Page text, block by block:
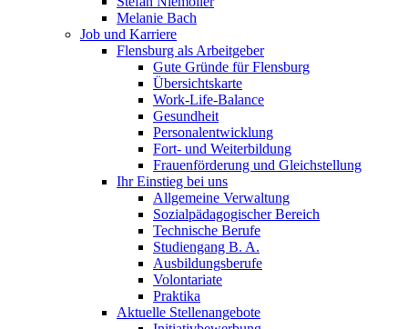
Melanie Bach
Job und Karriere
Flensburg als Arbeitgeber
Gute Gründe für Flensburg
Übersichtskarte
Work-Life-Balance
Gesundheit
Personalentwicklung
Fort- und Weiterbildung
Frauenförderung und Gleichstellung
Ihr Einstieg bei uns
Allgemeine Verwaltung
Sozialpädagogischer Bereich
Technische Berufe
Studiengang B. A.
Ausbildungsberufe
Volontariate
Praktika
Aktuelle Stellenangebote